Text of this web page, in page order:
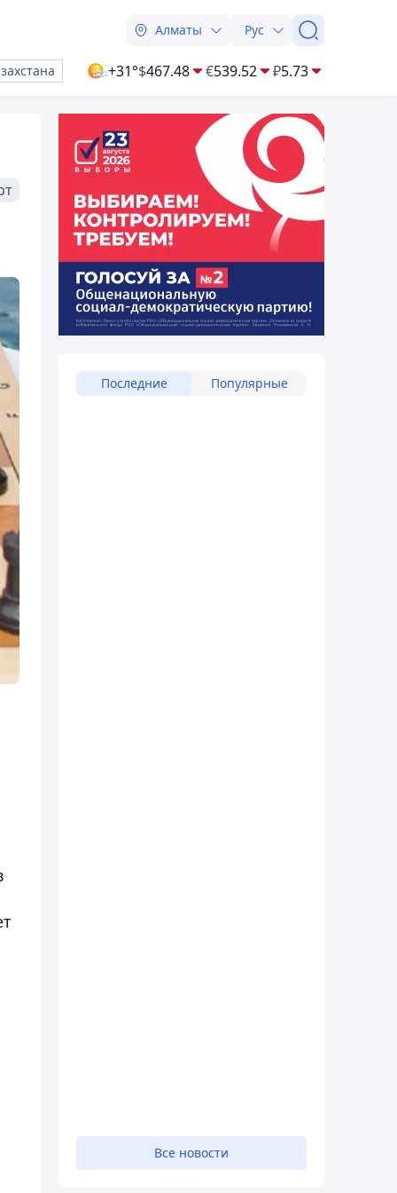
Алматы Рус
+31°$467.48 €539.52 ₽5.73
Последние Популярные
Все новости